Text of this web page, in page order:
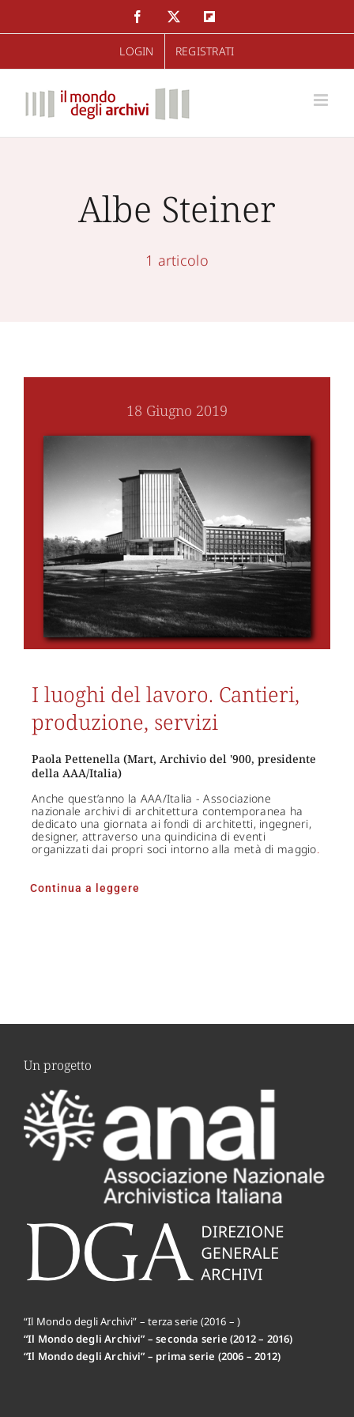
al
FacebookTwitter
LOGIN REGISTRATI
Albe Steiner
1 articolo
18 Giugno 2019
I luoghi del lavoro. Cantieri,
produzione, servizi
Paola Pettenella (Mart, Archivio del '900, presidente
della AAA/Italia)
Anche quest’anno la AAA/Italia - Associazione
nazionale archivi di architettura contemporanea ha
dedicato una giornata ai fondi di architetti, ingegneri,
designer, attraverso una quindicina di eventi
organizzati dai propri soci intorno alla metà di maggio.
Continua a leggere
Un progetto
“Il Mondo degli Archivi” – terza serie (2016 – )
“Il Mondo degli Archivi” – seconda serie (2012 – 2016)
“Il Mondo degli Archivi” – prima serie (2006 – 2012)